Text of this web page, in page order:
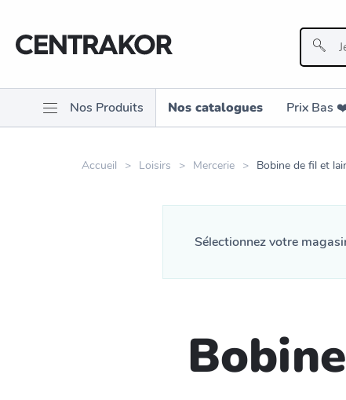
Nos Produits Nos catalogues Prix Bas
Accueil Loisirs Mercerie Bobine de fil et
Sélectionnez votre